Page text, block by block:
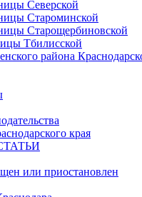
Северской
Староминской
Старощербиновской
Тбилисской
района
края
или приостановлен